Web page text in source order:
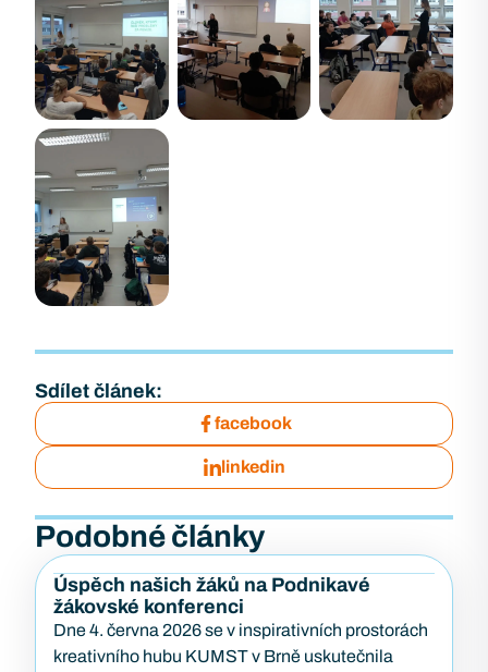
Sdílet článek:
facebook
linkedin
Podobné články
Úspěch našich žáků na Podnikavé
žákovské konferenci
Dne 4. června 2026 se v inspirativních prostorách
kreativního hubu KUMST v Brně uskutečnila